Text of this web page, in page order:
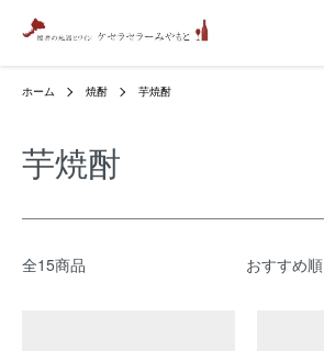
ホーム 焼酎 芋焼酎
芋焼酎
全15商品 おすすめ順